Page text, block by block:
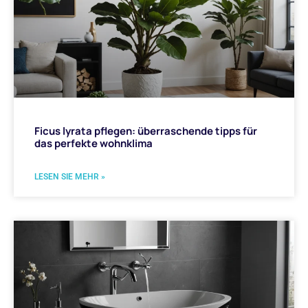
Ficus lyrata pflegen: überraschende tipps für
das perfekte wohnklima
LESEN SIE MEHR »